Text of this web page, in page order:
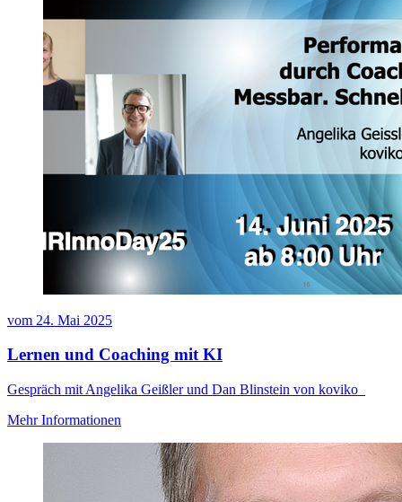
vom 24. Mai 2025
Lernen und Coaching mit KI
Gespräch mit Angelika Geißler und Dan Blinstein von koviko
Mehr Informationen